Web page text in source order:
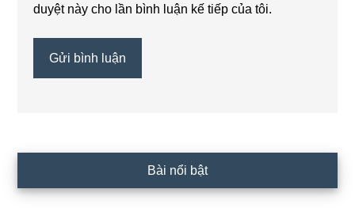
duyệt này cho lần bình luận kế tiếp của tôi.
chính
Bài nổi bật